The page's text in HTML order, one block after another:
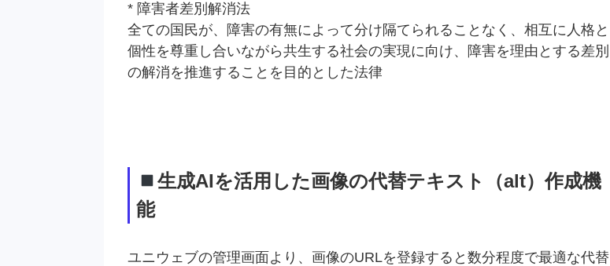
* 障害者差別解消法
全ての国民が、障害の有無によって分け隔てられることなく、相互に人格と
個性を尊重し合いながら共生する社会の実現に向け、障害を理由とする差別
の解消を推進することを目的とした法律
生成AIを活用した画像の代替テキスト（alt）作成機
能
ユニウェブの管理画面より、画像のURLを登録すると数分程度で最適な代替